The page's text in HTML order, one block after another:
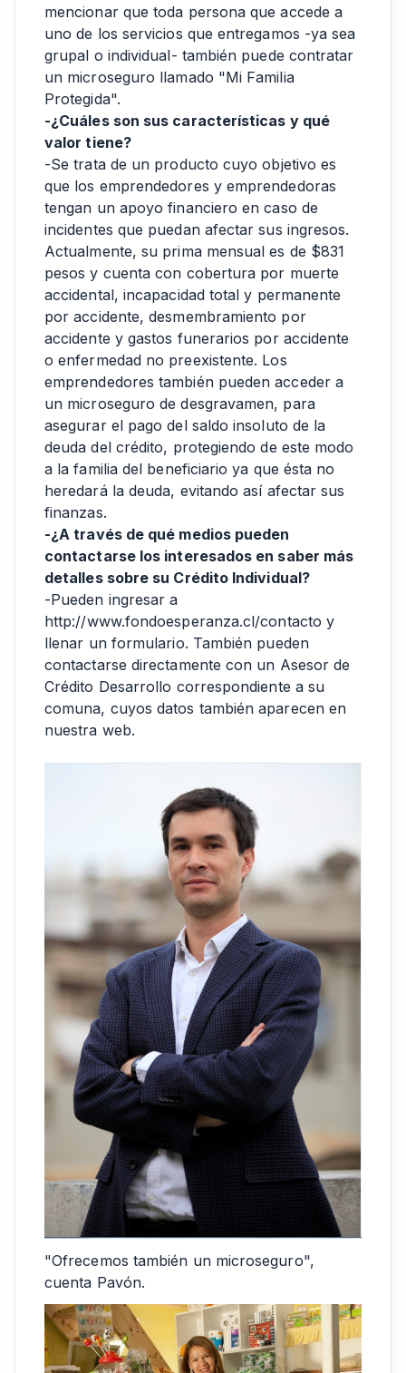
mencionar que toda persona que accede a
uno de los servicios que entregamos -ya sea
grupal o individual- también puede contratar
un microseguro llamado "Mi Familia
Protegida".
-¿Cuáles son sus características y qué
valor tiene?
-Se trata de un producto cuyo objetivo es
que los emprendedores y emprendedoras
tengan un apoyo financiero en caso de
incidentes que puedan afectar sus ingresos.
Actualmente, su prima mensual es de $831
pesos y cuenta con cobertura por muerte
accidental, incapacidad total y permanente
por accidente, desmembramiento por
accidente y gastos funerarios por accidente
o enfermedad no preexistente. Los
emprendedores también pueden acceder a
un microseguro de desgravamen, para
asegurar el pago del saldo insoluto de la
deuda del crédito, protegiendo de este modo
a la familia del beneficiario ya que ésta no
heredará la deuda, evitando así afectar sus
finanzas.
-¿A través de qué medios pueden
contactarse los interesados en saber más
detalles sobre su Crédito Individual?
-Pueden ingresar a
http://www.fondoesperanza.cl/contacto y
llenar un formulario. También pueden
contactarse directamente con un Asesor de
Crédito Desarrollo correspondiente a su
comuna, cuyos datos también aparecen en
nuestra web.
"Ofrecemos también un microseguro",
cuenta Pavón.